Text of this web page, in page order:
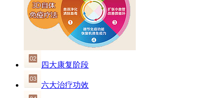
四大康复阶段
六大治疗功效